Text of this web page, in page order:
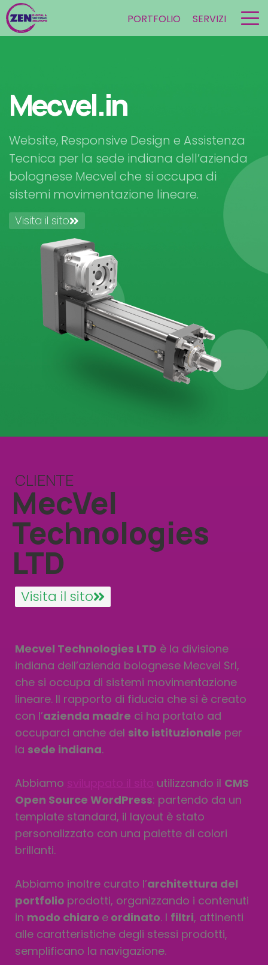
PORTFOLIO SERVIZI
Mecvel.in
Website, Responsive Design e Assistenza
Tecnica per la sede indiana dell’azienda
bolognese Mecvel che si occupa di
sistemi movimentazione lineare.
Visita il sito
CLIENTE
MecVel
Technologies
LTD
Visita il sito
Mecvel Technologies LTD è la divisione
indiana dell’azienda bolognese Mecvel Srl,
che si occupa di sistemi movimentazione
lineare. Il rapporto di fiducia che si è creato
con l’azienda madre ci ha portato ad
occuparci anche del sito istituzionale per
la sede indiana.
Abbiamo utilizzando il CMS
Open Source WordPress: partendo da un
template standard, il layout è stato
personalizzato con una palette di colori
brillanti.
Abbiamo inoltre curato l’architettura del
portfolio prodotti, organizzando i contenuti
in modo chiaro e ordinato. I filtri, attinenti
alle caratteristiche degli stessi prodotti,
semplificano la navigazione.